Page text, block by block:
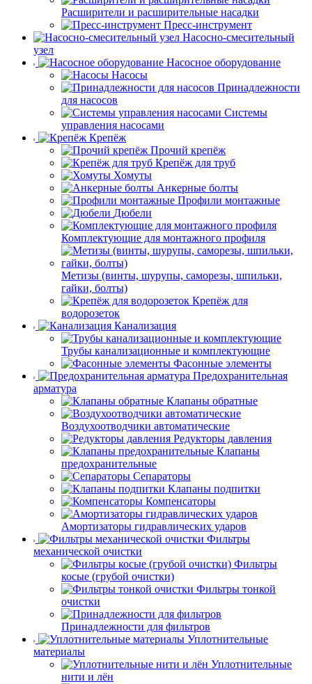
Расширители и расширительные насадки
Пресс-инструмент
Насосно-смесительный
узел
Насосное оборудование
Насосы
Принадлежности
для насосов
Системы
управления насосами
Крепёж
Прочий крепёж
Крепёж для труб
Хомуты
Анкерные болты
Профили монтажные
Дюбели
Комплектующие для монтажного профиля
Метизы (винты, шурупы, саморезы, шпильки,
гайки, болты)
Крепёж для
водорозеток
Канализация
Трубы канализационные и комплектующие
Фасонные элементы
Предохранительная
арматура
Клапаны обратные
Воздухоотводчики автоматические
Редукторы давления
Клапаны
предохранительные
Сепараторы
Клапаны подпитки
Компенсаторы
Амортизаторы гидравлических ударов
Фильтры
механической очистки
Фильтры
косые (грубой очистки)
Фильтры тонкой
очистки
Принадлежности для фильтров
Уплотнительные
материалы
Уплотнительные
нити и лён